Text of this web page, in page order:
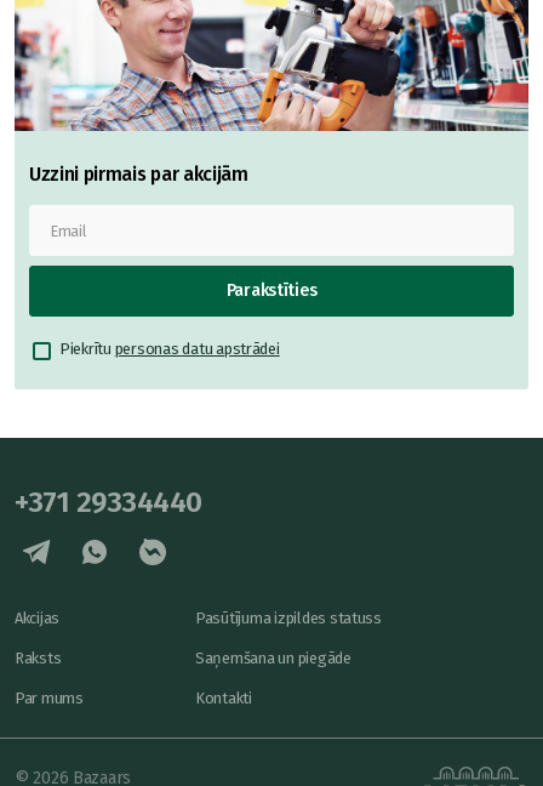
Uzzini pirmais par akcijām
Parakstīties
Piekrītu personas datu apstrādei
+371 29334440
Akcijas
Raksts
Par mums
Pasūtījuma izpildes statuss
Saņemšana un piegāde
Kontakti
© 2026 Bazaars